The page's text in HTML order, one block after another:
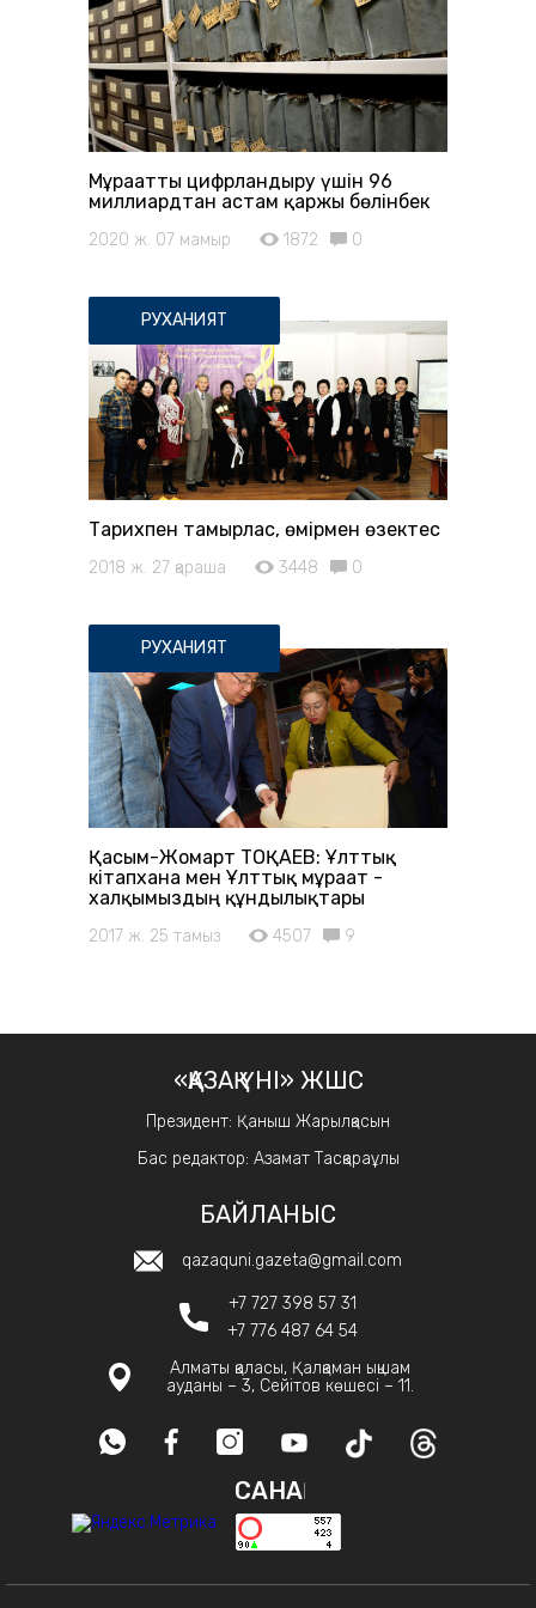
Мұрағатты цифрландыру үшін 96
миллиардтан астам қаржы бөлінбек
2020 ж. 07 мамыр 1872 0
РУХАНИЯТ
Тарихпен тамырлас, өмірмен өзектес
2018 ж. 27 қараша 3448 0
РУХАНИЯТ
Қасым-Жомарт ТОҚАЕВ: Ұлттық
кітапхана мен Ұлттық мұрағат -
халқымыздың құндылықтары
2017 ж. 25 тамыз 4507 9
«ҚАЗАҚ ҮНІ» ЖШС
Президент: Қаныш Жарылқасын
Бас редактор: Азамат Тасқараұлы
БАЙЛАНЫС
qazaquni.gazeta@gmail.com
+7 727 398 57 31
+7 776 487 64 54
Алматы қаласы, Қалқаман ықшам
ауданы – 3, Сейітов көшесі – 11.
САНАҚ